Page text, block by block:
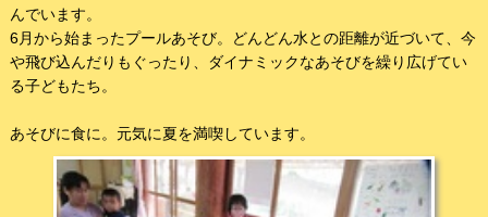
んでいます。
6月から始まったプールあそび。どんどん水との距離が近づいて、今
や飛び込んだりもぐったり、ダイナミックなあそびを繰り広げてい
る子どもたち。
あそびに食に。元気に夏を満喫しています。